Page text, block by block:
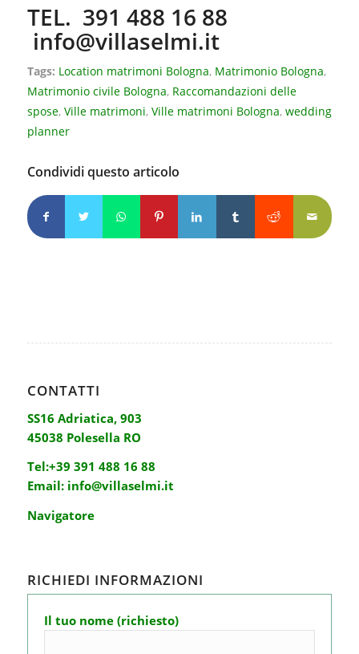
TEL. 391 488 16 88
info@villaselmi.it
Tags: Location matrimoni Bologna, Matrimonio Bologna,
Matrimonio civile Bologna, Raccomandazioni delle
spose, Ville matrimoni, Ville matrimoni Bologna, wedding
planner
Condividi questo articolo
CONTATTI
SS16 Adriatica, 903
45038 Polesella RO
Tel:+39 391 488 16 88
Email: info@villaselmi.it
Navigatore
RICHIEDI INFORMAZIONI
Il tuo nome (richiesto)